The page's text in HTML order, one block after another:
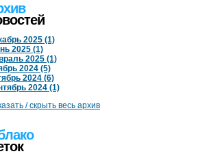
2025 (1)
2025 (1)
2025 (1)
2024 (5)
2024 (6)
2024 (1)
/ скрыть весь архив